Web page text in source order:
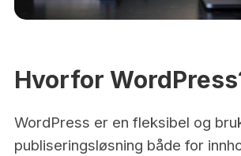
Hvorfor
WordPress er en fleksibel og
publiseringsløsning både for